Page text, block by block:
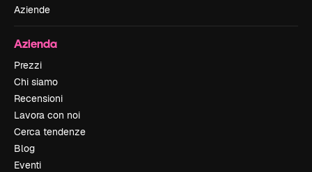
Aziende
Azienda
Prezzi
Chi siamo
Recensioni
Lavora con noi
Cerca tendenze
Blog
Eventi